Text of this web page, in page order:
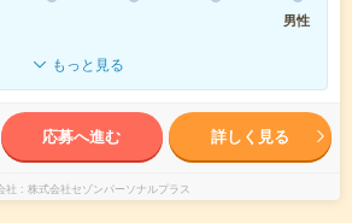
男性
もっと見る
応募へ進む 詳しく見る
社 株式会社セゾンパーソナルプラス